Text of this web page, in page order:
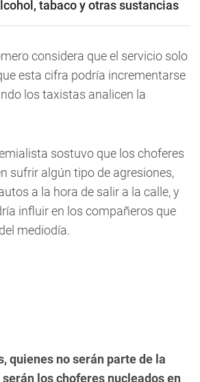
tabaco y otras sustancias
considera que el servicio solo
esta cifra podría incrementarse
los taxistas analicen la
sostuvo que los choferes
sufrir algún tipo de agresiones,
a la hora de salir a la calle, y
influir en los compañeros que
mediodía.
quienes no serán parte de la
los choferes nucleados en